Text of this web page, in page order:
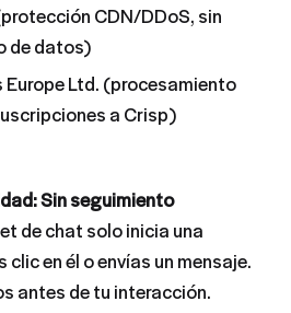
CDN/DDoS, sin
de datos)
Ltd. (procesamiento
a Crisp)
Sin seguimiento
de chat solo inicia una
en él o envías un mensaje.
antes de tu interacción.